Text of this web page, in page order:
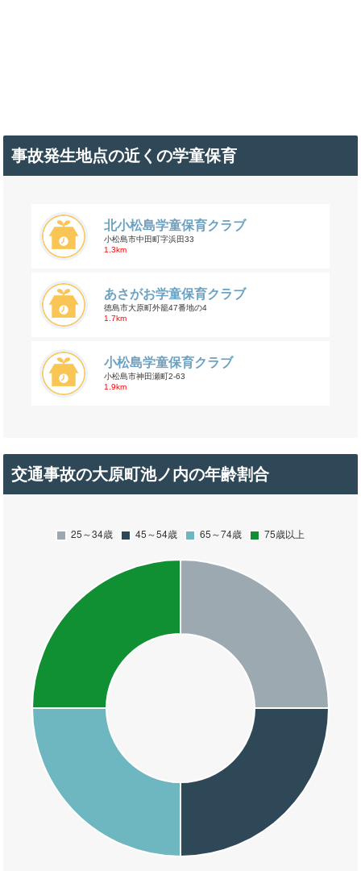
事故発生地点の近くの学童保育
北小松島学童保育クラブ
小松島市中田町字浜田33
1.3km
あさがお学童保育クラブ
徳島市大原町外籠47番地の4
1.7km
小松島学童保育クラブ
小松島市神田瀬町2-63
1.9km
交通事故の大原町池ノ内の年齢割合